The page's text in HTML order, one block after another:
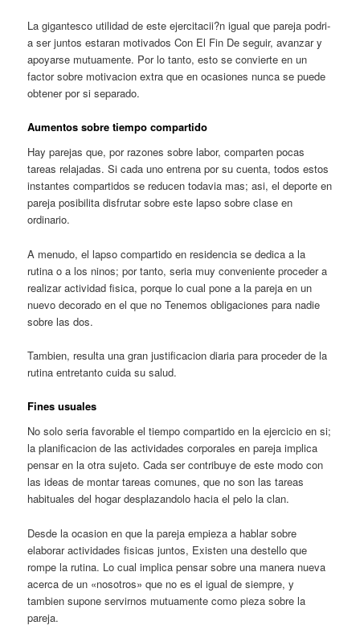
La gigantesco utilidad de este ejercitacii?n igual que pareja podri­
a ser juntos estaran motivados Con El Fin De seguir, avanzar y
apoyarse mutuamente. Por lo tanto, esto se convierte en un
factor sobre motivacion extra que en ocasiones nunca se puede
obtener por si separado.
Aumentos sobre tiempo compartido
Hay parejas que, por razones sobre labor, comparten pocas
tareas relajadas. Si cada uno entrena por su cuenta, todos estos
instantes compartidos se reducen todavia mas; asi, el deporte en
pareja posibilita disfrutar sobre este lapso sobre clase en
ordinario.
A menudo, el lapso compartido en residencia se dedica a la
rutina o a los ninos; por tanto, seri­a muy conveniente proceder a
realizar actividad fisica, porque lo cual pone a la pareja en un
nuevo decorado en el que no Tenemos obligaciones para nadie
sobre las dos.
Tambien, resulta una gran justificacion diaria para proceder de la
rutina entretanto cuida su salud.
Fines usuales
No solo seri­a favorable el tiempo compartido en la ejercicio en si;
la planificacion de las actividades corporales en pareja implica
pensar en la otra sujeto. Cada ser contribuye de este modo con
las ideas de montar tareas comunes, que no son las tareas
habituales del hogar desplazandolo hacia el pelo la clan.
Desde la ocasion en que la pareja empieza a hablar sobre
elaborar actividades fisicas juntos, Existen una destello que
rompe la rutina. Lo cual implica pensar sobre una manera nueva
acerca de un «nosotros» que no es el igual de siempre, y
tambien supone servirnos mutuamente como pieza sobre la
pareja.